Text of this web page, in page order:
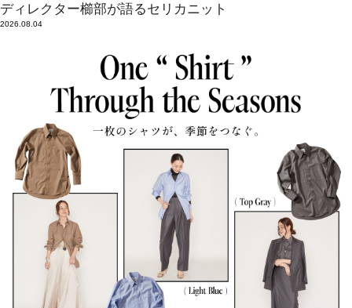
ディレクター櫛部が語るセリカニット
2026.08.04